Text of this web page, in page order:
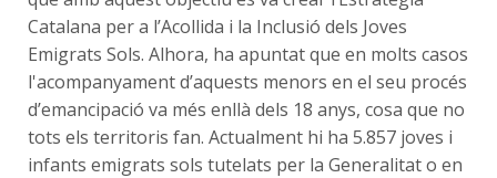
Catalana per a l’Acollida i la Inclusió dels Joves
Emigrats Sols. Alhora, ha apuntat que en molts casos
l'acompanyament d’aquests menors en el seu procés
d’emancipació va més enllà dels 18 anys, cosa que no
tots els territoris fan. Actualment hi ha 5.857 joves i
infants emigrats sols tutelats per la Generalitat o en